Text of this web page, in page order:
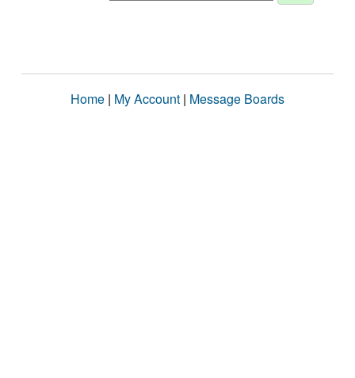
Home | My Account | Message Boards